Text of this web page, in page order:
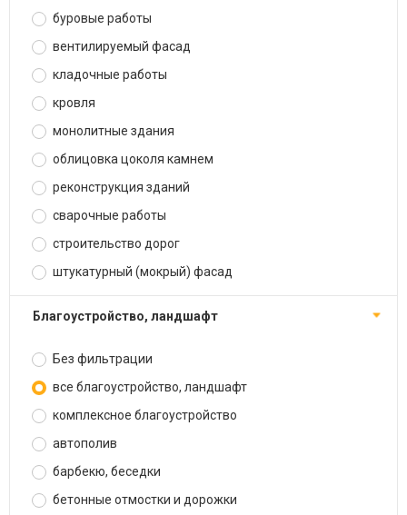
буровые работы
вентилируемый фасад
кладочные работы
кровля
монолитные здания
облицовка цоколя камнем
реконструкция зданий
сварочные работы
строительство дорог
штукатурный (мокрый) фасад
благоустройство, ландшафт
Без фильтрации
все благоустройство, ландшафт
комплексное благоустройство
автополив
барбекю, беседки
бетонные отмостки и дорожки